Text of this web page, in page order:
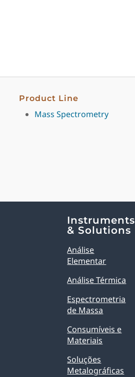
Product Line
Mass Spectrometry
Instruments
& Solutions
Análise
Elementar
Análise Térmica
Espectrometria
de Massa
Consumíveis e
Materiais
Soluções
Metalográficas